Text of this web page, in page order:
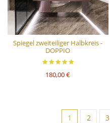
Spiegel zweiteiliger Halbkreis -
DOPPIO
180,00 €
1 2 3